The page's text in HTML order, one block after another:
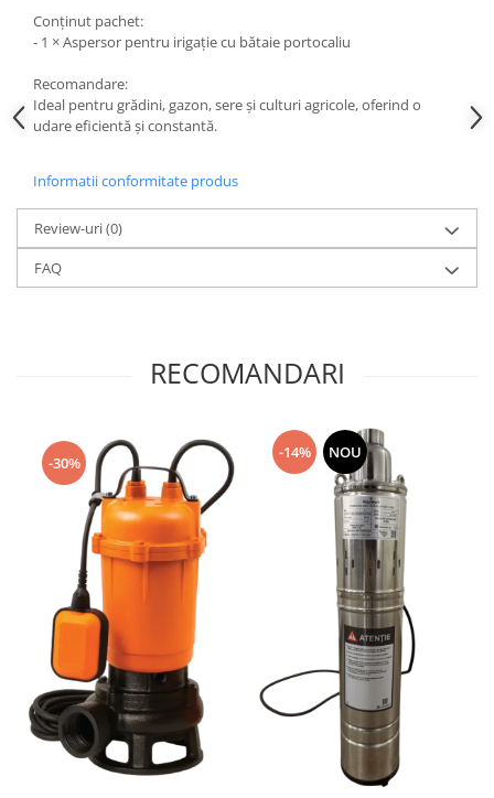
Scule manuale
Aparate de Tăiat Gresie
Briceag multifuncțional
Ciocan
Clești
Scule pentru Gresie și Sticlă
Scule pentru grădină
Suflantă frunze
Trimmere
Trusă tubulare
Unelte pentru altoit
Unelte pentru grădină
Motoforeze și Burghie de Pământ
Ventilatoare
Conținut pachet:
- 1 × Aspersor pentru irigație cu bătaie portocaliu
Recomandare:
Ideal pentru grădini, gazon, sere și culturi agricole, oferind o
udare eficientă și constantă.
Informatii conformitate produs
Review-uri(0)
FAQ
RECOMANDARI
-30%
-14% NOU